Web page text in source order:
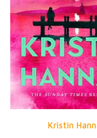
Kristin